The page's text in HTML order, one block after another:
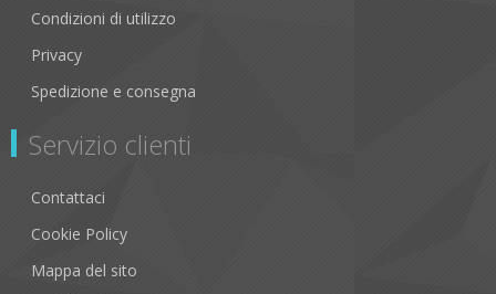
Condizioni di utilizzo
Privacy
Spedizione e consegna
Servizio clienti
Contattaci
Cookie Policy
Mappa del sito